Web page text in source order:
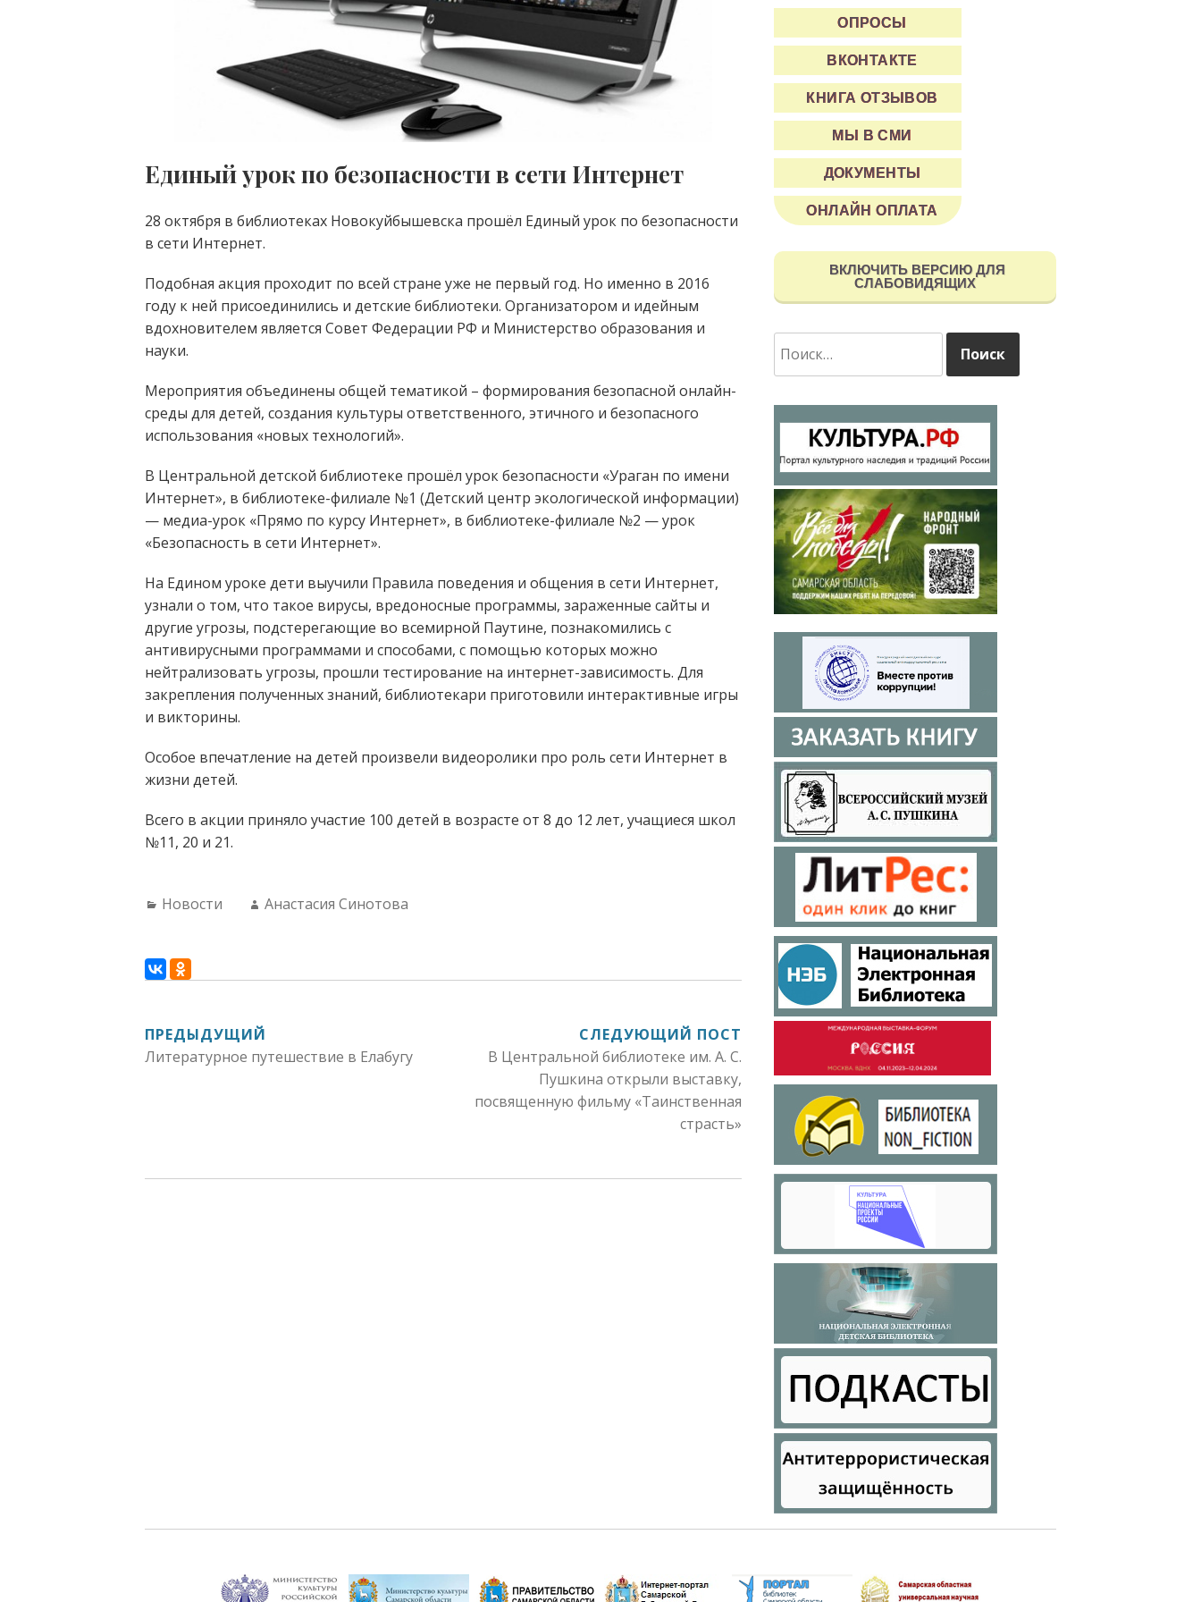
Единый урок по безопасности в сети Интернет
28 октября в библиотеках Новокуйбышевска прошёл Единый урок по безопасности
в сети Интернет.
Подобная акция проходит по всей стране уже не первый год. Но именно в 2016
году к ней присоединились и детские библиотеки. Организатором и идейным
вдохновителем является Совет Федерации РФ и Министерство образования и
науки.
Мероприятия объединены общей тематикой – формирования безопасной онлайн-
среды для детей, создания культуры ответственного, этичного и безопасного
использования «новых технологий».
В Центральной детской библиотеке прошёл урок безопасности «Ураган по имени
Интернет», в библиотеке-филиале №1 (Детский центр экологической информации)
— медиа-урок «Прямо по курсу Интернет», в библиотеке-филиале №2 — урок
«Безопасность в сети Интернет».
На Едином уроке дети выучили Правила поведения и общения в сети Интернет,
узнали о том, что такое вирусы, вредоносные программы, зараженные сайты и
другие угрозы, подстерегающие во всемирной Паутине, познакомились с
антивирусными программами и способами, с помощью которых можно
нейтрализовать угрозы, прошли тестирование на интернет-зависимость. Для
закрепления полученных знаний, библиотекари приготовили интерактивные игры
и викторины.
Особое впечатление на детей произвели видеоролики про роль сети Интернет в
жизни детей.
Всего в акции приняло участие 100 детей в возрасте от 8 до 12 лет, учащиеся школ
№11, 20 и 21.
Categories:
Новости Author:
Анастасия Синотова
НАВИГАЦИЯ
ПО
ПРЕДЫДУЩИЙ
Литературное путешествие в Елабугу
СЛЕДУЮЩИЙ ПОСТ
В Центральной библиотеке им. А. С.
Пушкина открыли выставку,
посвященную фильму «Таинственная
страсть»
ОПРОСЫ
ВКОНТАКТЕ
КНИГА ОТЗЫВОВ
МЫ В СМИ
ДОКУМЕНТЫ
ОНЛАЙН ОПЛАТА
ВКЛЮЧИТЬ ВЕРСИЮ ДЛЯ
СЛАБОВИДЯЩИХ